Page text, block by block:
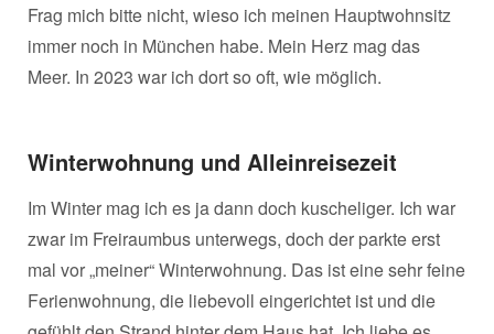
Frag mich bitte nicht, wieso ich meinen Hauptwohnsitz
immer noch in München habe. Mein Herz mag das
Meer. In 2023 war ich dort so oft, wie möglich.
Winterwohnung und Alleinreisezeit
Im Winter mag ich es ja dann doch kuscheliger. Ich war
zwar im Freiraumbus unterwegs, doch der parkte erst
mal vor „meiner“ Winterwohnung. Das ist eine sehr feine
Ferienwohnung, die liebevoll eingerichtet ist und die